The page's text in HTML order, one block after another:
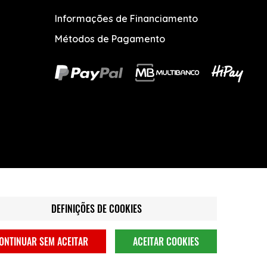
Informações de Financiamento
Métodos de Pagamento
DEFINIÇÕES DE COOKIES
SEM ACEITAR ACEITAR COOKIES